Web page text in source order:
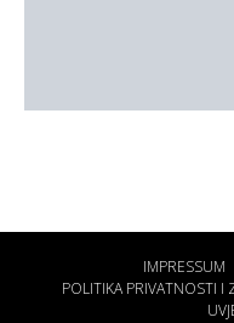
IMPRESSUM
POLITIKA PRIVATNOSTI I